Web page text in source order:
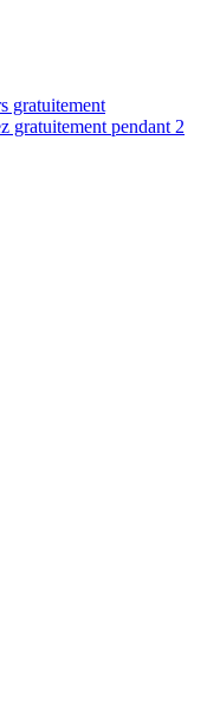
gratuitement
gratuitement pendant 2